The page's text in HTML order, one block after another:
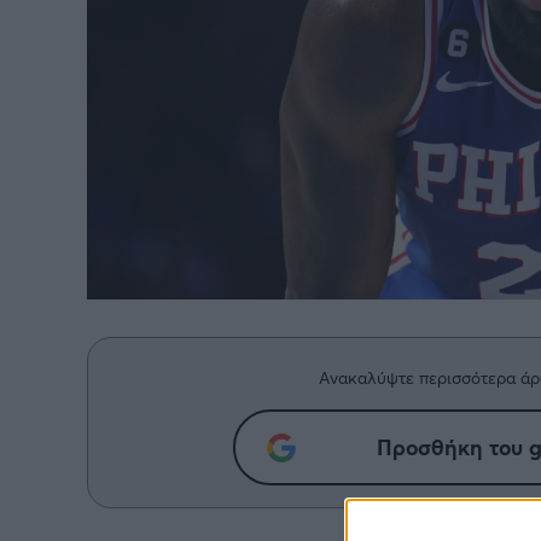
Ανακαλύψτε περισσότερα
Προσθήκη του